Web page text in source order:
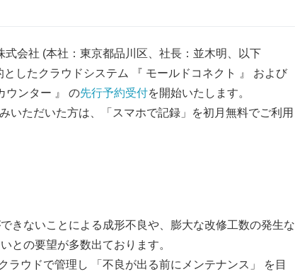
会社 (本社：東京都品川区、社長：並木明、以下
したクラウドシステム 『 モールドコネクト 』 および
ウンター 』 の先行予約受付を開始いたします。
ただいた方は、「スマホで記録」を初月無料でご利用
きないことによる成形不良や、膨大な改修工数の発生な
との要望が多数出ております。
ウドで管理し 「不良が出る前にメンテナンス」 を目